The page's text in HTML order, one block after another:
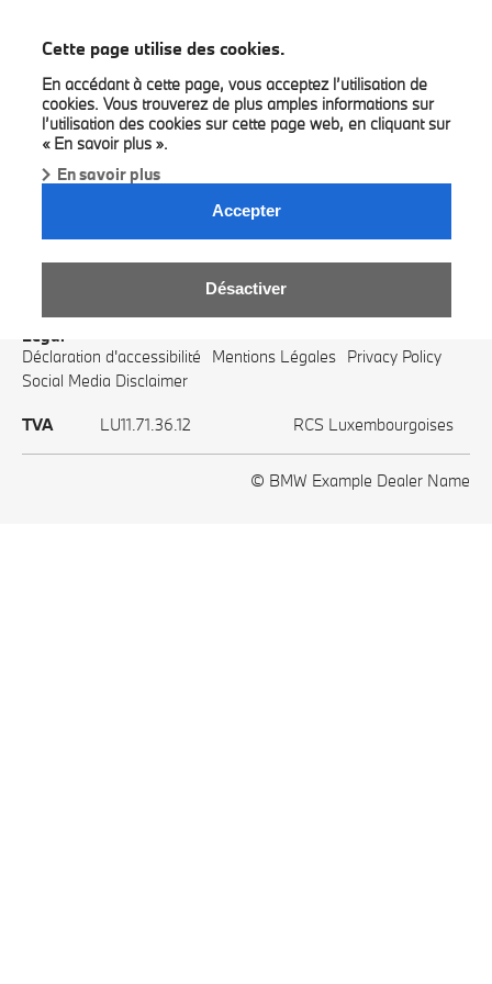
Cette page utilise des cookies.
En accédant à cette page, vous acceptez l’utilisation de
cookies. Vous trouverez de plus amples informations sur
l’utilisation des cookies sur cette page web, en cliquant sur
« En savoir plus ».
En savoir plus
Accepter
Désactiver
Contactez-nous Demander un essai Rendez-vous en ligne
Legal
Déclaration d'accessibilité
Mentions Légales Privacy Policy
Social Media Disclaimer
TVA LU11.71.36.12 RCS Luxembourgoises
© BMW Example Dealer Name